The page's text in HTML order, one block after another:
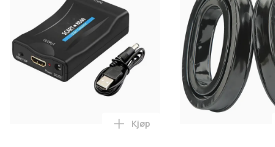
Legg SCART til HDMI-omformer
Kjøp